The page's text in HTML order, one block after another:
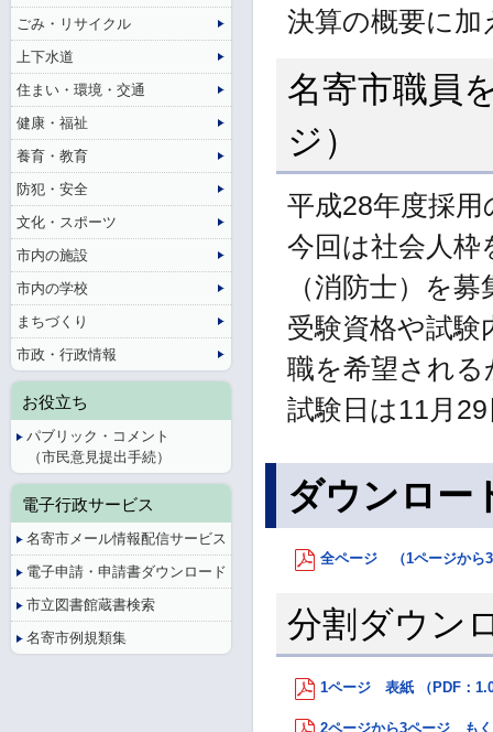
決算の概要に加
名寄市職員
ジ）
平成28年度採
今回は社会人枠
（消防士）を
受験資格や試
職を希望され
試験日は11月
ダウンロー
全ページ （1ページから
分割ダウン
1ページ 表紙 （PDF：
2ページから3ページ も
ごみ・リサイクル
上下水道
住まい・環境・交通
健康・福祉
養育・教育
防犯・安全
文化・スポーツ
市内の施設
市内の学校
まちづくり
市政・行政情報
お役立ち
パブリック・コメント
（市民意見提出手続）
電子行政サービス
名寄市メール情報配信サービス
電子申請・申請書ダウンロード
市立図書館蔵書検索
名寄市例規類集